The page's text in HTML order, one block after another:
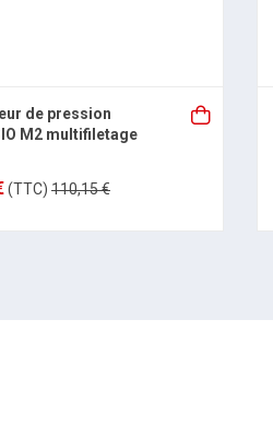
de pression
M2 multifiletage
(TTC) 110,15 €